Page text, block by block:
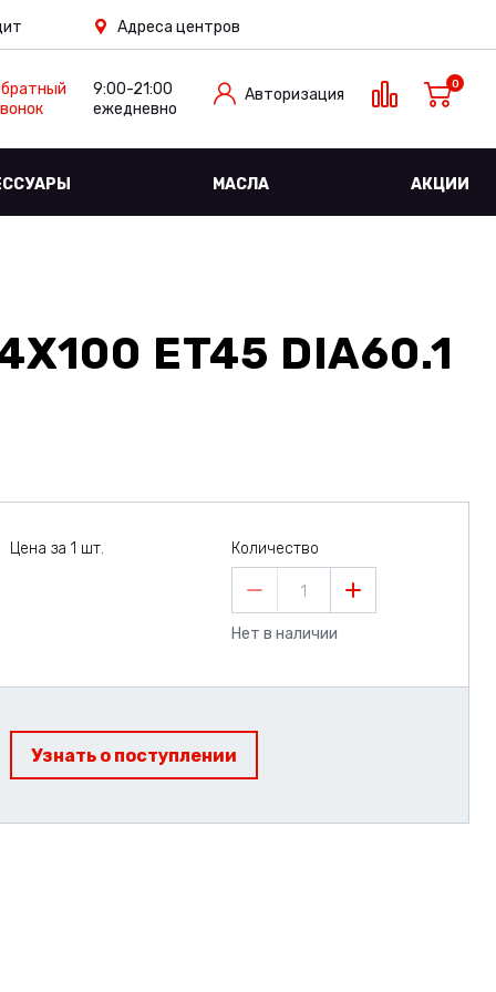
Адреса центров
9:00-21:00
ежедневно
Авторизация
0
МАСЛА АКЦИИ
ET45 DIA60.1
Цена за 1 шт. Количество
1
Нет в наличии
Узнать о поступлении